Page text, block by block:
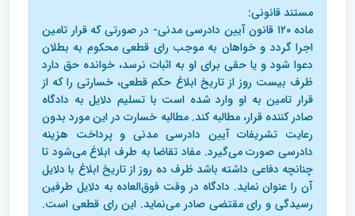
مستند قانونی:
ماده ۱۲۰ قانون آیین دادرسی مدنی- در صورتی که قرار تامین
اجرا گردد و خواهان به موجب رای قطعی محکوم به بطلان
دعوا شود و یا حقی برای او به اثبات نرسد،‌ خوانده حق دارد
ظرف بیست روز از تاریخ ابلاغ حکم قطعی، خسارتی را که از
قرار تامین به او وارد شده است با تسلیم دلایل به دادگاه
صادر کننده قرار،‌ مطالبه کند. مطالبه خسارت در این مورد بدون
رعایت تشریفات آیین دادرسی مدنی و پرداخت هزینه
دادرسی صورت می‌گیرد. مفاد تقاضا به طرف ابلاغ می‌شود تا
چنانچه دفاعی داشته باشد ظرف ده روز از تاریخ ابلاغ با دلایل
آن را عنوان نماید. دادگاه در وقت فوق‌العاده به دلایل طرفین
رسیدگی و رای مقتضی صادر می‌نماید. این رای قطعی است.